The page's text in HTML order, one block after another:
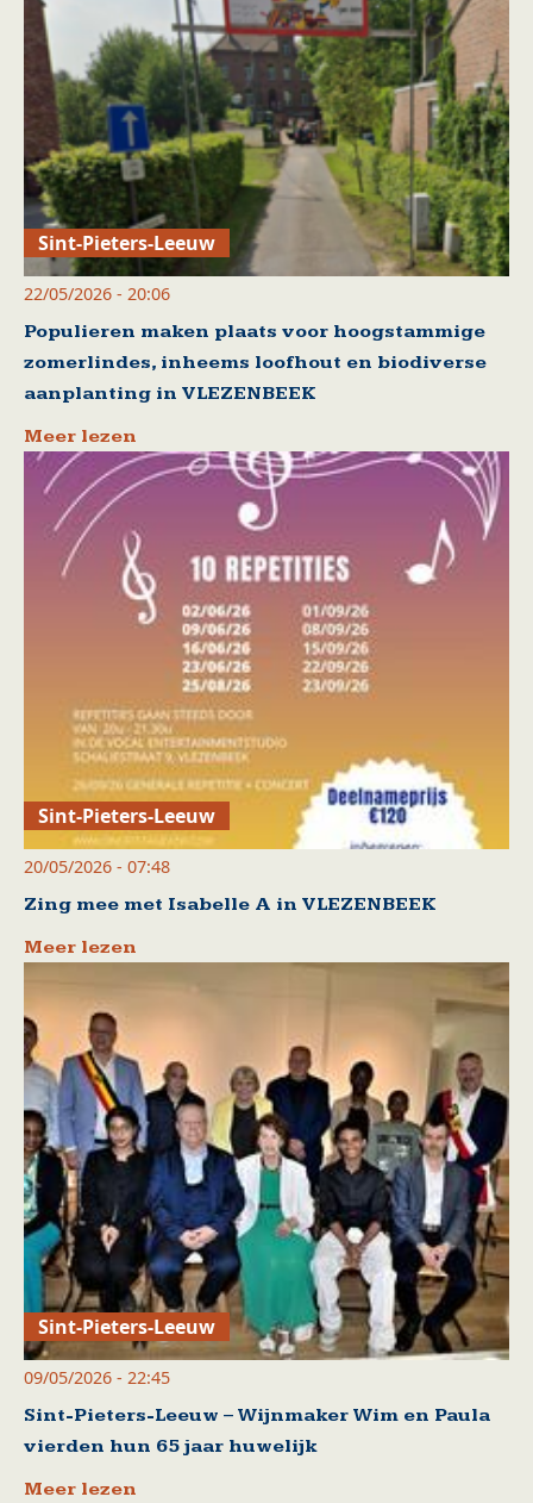
Sint-Pieters-Leeuw
22/05/2026 - 20:06
Populieren maken plaats voor hoogstammige
zomerlindes, inheems loofhout en biodiverse
aanplanting in VLEZENBEEK
Meer lezen
Sint-Pieters-Leeuw
20/05/2026 - 07:48
Zing mee met Isabelle A in VLEZENBEEK
Meer lezen
Sint-Pieters-Leeuw
09/05/2026 - 22:45
Sint-Pieters-Leeuw – Wijnmaker Wim en Paula
vierden hun 65 jaar huwelijk
Meer lezen